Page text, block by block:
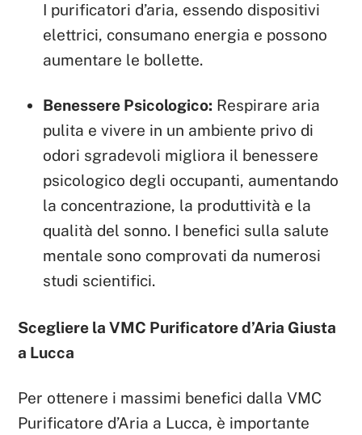
I purificatori d’aria, essendo dispositivi
elettrici, consumano energia e possono
aumentare le bollette.
Benessere Psicologico: Respirare aria
pulita e vivere in un ambiente privo di
odori sgradevoli migliora il benessere
psicologico degli occupanti, aumentando
la concentrazione, la produttività e la
qualità del sonno. I benefici sulla salute
mentale sono comprovati da numerosi
studi scientifici.
Scegliere la VMC Purificatore d’Aria Giusta
a Lucca
Per ottenere i massimi benefici dalla VMC
Purificatore d’Aria a Lucca, è importante